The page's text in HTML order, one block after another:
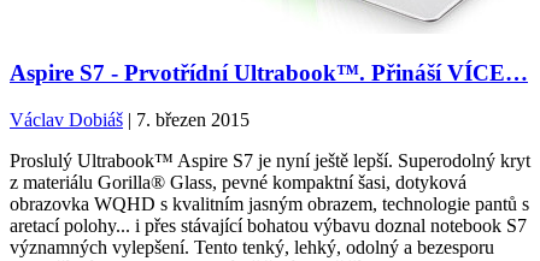
Aspire S7 - Prvotřídní Ultrabook™. Přináší VÍCE…
Václav Dobiáš | 7. březen 2015
Proslulý Ultrabook™ Aspire S7 je nyní ještě lepší. Superodolný kryt
z materiálu Gorilla® Glass, pevné kompaktní šasi, dotyková
obrazovka WQHD s kvalitním jasným obrazem, technologie pantů s
aretací polohy... i přes stávající bohatou výbavu doznal notebook S7
významných vylepšení. Tento tenký, lehký, odolný a bezesporu